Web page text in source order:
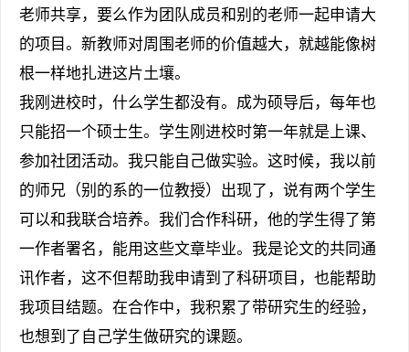
老师共享，要么作为团队成员和别的老师一起申请大
的项目。新教师对周围老师的价值越大，就越能像树
根一样地扎进这片土壤。
我刚进校时，什么学生都没有。成为硕导后，每年也
只能招一个硕士生。学生刚进校时第一年就是上课、
参加社团活动。我只能自己做实验。这时候，我以前
的师兄（别的系的一位教授）出现了，说有两个学生
可以和我联合培养。我们合作科研，他的学生得了第
一作者署名，能用这些文章毕业。我是论文的共同通
讯作者，这不但帮助我申请到了科研项目，也能帮助
我项目结题。在合作中，我积累了带研究生的经验，
也想到了自己学生做研究的课题。